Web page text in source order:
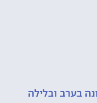
ובלילה